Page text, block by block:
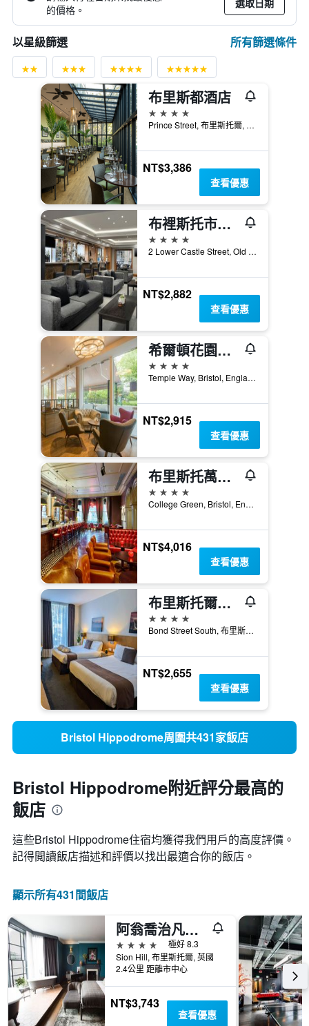
的價格。
選取日期
以星級篩選 所有篩選條件
布里斯都酒店
4星級
Prince Street, 布里斯托爾, 英國
NT$3,386
查看優惠
布裡斯托市中心萬豪飯店
4星級
2 Lower Castle Street, Old Market, 布里斯托爾, 英國
NT$2,882
查看優惠
希爾頓花園布里斯托爾市中心旅館
4星級
Temple Way, Bristol, England, BS1 6BF, 布里斯托爾, 英國
NT$2,915
查看優惠
布里斯托萬豪皇家酒店
4星級
College Green, Bristol, England, BS1 5TA, 布里斯托爾, 英國
NT$4,016
查看優惠
布里斯托爾未來旅館
4星級
Bond Street South, 布里斯托爾, 英國
NT$2,655
查看優惠
Bristol Hippodrome周圍共431家飯店
Bristol Hippodrome附近評分最高的
飯店
這些Bristol Hippodrome​住宿均獲得我們用戶的高度評價。
記得閲讀飯店描述和評價以找出最適合你的飯店。
顯示所有431間飯店
阿翁喬治凡酒店
4星級
極好 8.3
Sion Hill, 布里斯托爾, 英國
2.4公里 距離市中心
NT$3,743
查看優惠